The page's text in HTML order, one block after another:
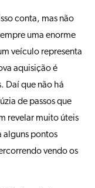
conta, mas não
uma enorme
veículo representa
aquisição é
Daí que não há
de passos que
revelar muito úteis
alguns pontos
vendo os